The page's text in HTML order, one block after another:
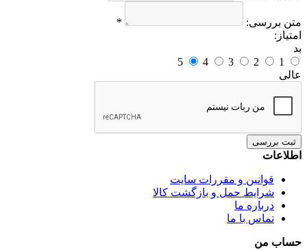
متن بررسی:
*
امتیاز:
بد
1
2
3
4
5
عالی
ثبت بررسی
اطلاعات
قوانین و مقررات سایت
شرایط حمل و بازگشت کالا
درباره ما
تماس با ما
حساب من